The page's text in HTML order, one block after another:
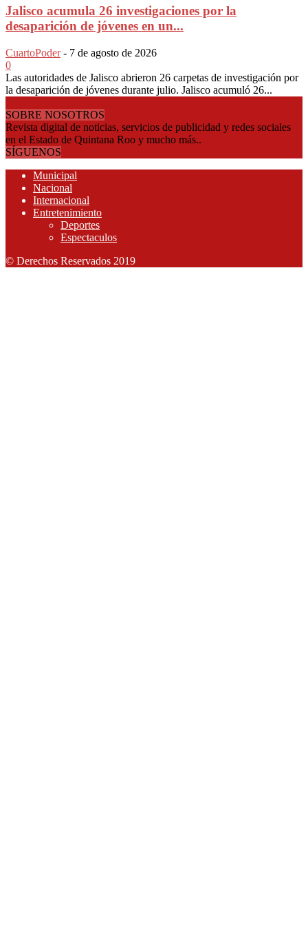
Jalisco acumula 26 investigaciones por la
desaparición de jóvenes en un...
CuartoPoder - 7 de agosto de 2026
0
Las autoridades de Jalisco abrieron 26 carpetas de investigación por
la desaparición de jóvenes durante julio. Jalisco acumuló 26...
SOBRE NOSOTROS
Revista digital de noticias, servicios de publicidad y redes sociales
en el Estado de Quintana Roo y mucho más..
SÍGUENOS
Municipal
Nacional
Internacional
Entretenimiento
Deportes
Espectaculos
© Derechos Reservados 2019